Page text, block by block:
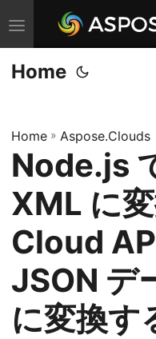
ナ
ビ
ゲ
ョ
ン
切
り
替
え
Home
Home » Aspose.Clouds
Node.js
XML に変
Cloud
JSON デ
に変換す